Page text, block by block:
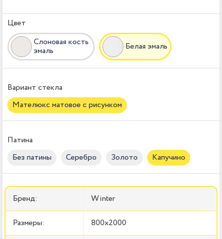
Цвет
Слоновая кость
эмаль Белая эмаль
Вариант стекла
Мателюкс матовое с рисунком
Патина
Без патины
Серебро Золото Капучино
Бренд: Winter
Размеры: 800x2000